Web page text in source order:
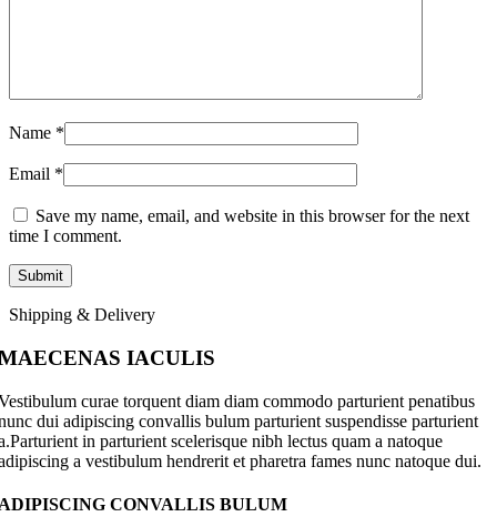
Name *
Email *
Save my name, email, and website in this browser for the next
time I comment.
Shipping & Delivery
IACULIS
curae torquent diam diam commodo parturient penatibus
dui adipiscing convallis bulum parturient suspendisse parturient
in parturient scelerisque nibh lectus quam a natoque
a vestibulum hendrerit et pharetra fames nunc natoque dui.
CONVALLIS BULUM